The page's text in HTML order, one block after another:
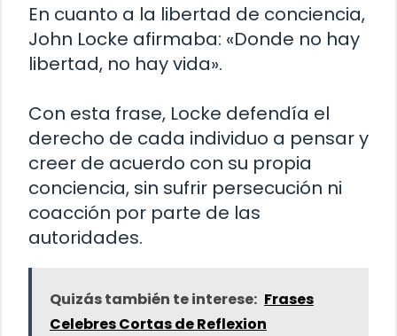
En cuanto a la libertad de conciencia,
John Locke afirmaba: «Donde no hay
libertad, no hay vida».
Con esta frase, Locke defendía el
derecho de cada individuo a pensar y
creer de acuerdo con su propia
conciencia, sin sufrir persecución ni
coacción por parte de las
autoridades.
Quizás también te interese: Frases
Celebres Cortas de Reflexion